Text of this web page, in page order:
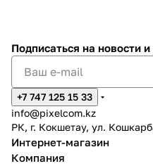
Подписаться на новости
+7 747 125 15 33
info@pixelcom.kz
РК, г. Кокшетау, ул.
Интернет-магазин
Компания